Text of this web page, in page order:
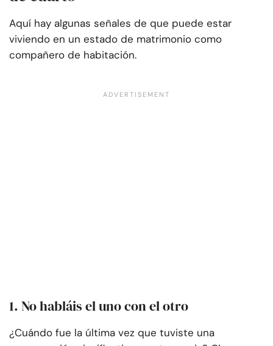
Aquí hay algunas señales de que puede estar
viviendo en un estado de matrimonio como
compañero de habitación.
1. No habláis el uno con el otro
¿Cuándo fue la última vez que tuviste una